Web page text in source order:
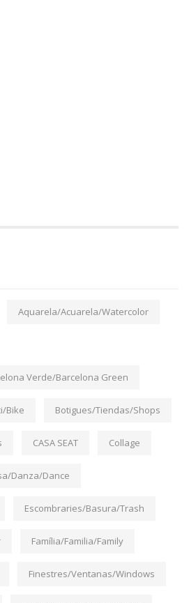
Aquarela/Acuarela/Watercolor
Verde/Barcelona Green
Bike Botigues/Tiendas/Shops
CASA SEAT Collage
Danza/Dance
Escombraries/Basura/Trash
Família/Familia/Family
Finestres/Ventanas/Windows